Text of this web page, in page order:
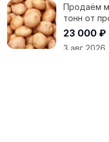
Продаём
тонн от
23 000 ₽
3 авг